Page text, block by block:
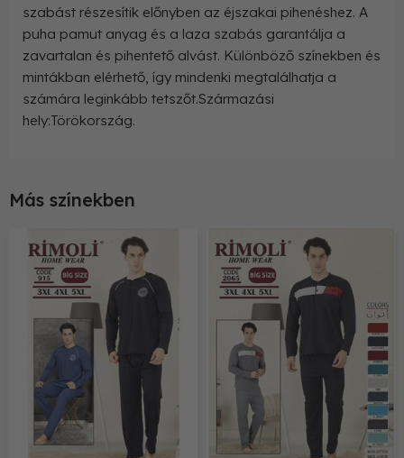
szabást részesítik előnyben az éjszakai pihenéshez. A
puha pamut anyag és a laza szabás garantálja a
zavartalan és pihentető alvást. Különböző színekben és
mintákban elérhető, így mindenki megtalálhatja a
számára leginkább tetszőt.Származási
hely:Törökország.
Más színekben